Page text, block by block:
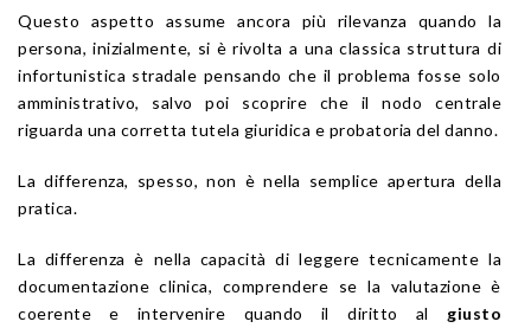
Questo aspetto assume ancora più rilevanza quando la
persona, inizialmente, si è rivolta a una classica struttura di
infortunistica stradale pensando che il problema fosse solo
amministrativo, salvo poi scoprire che il nodo centrale
riguarda una corretta tutela giuridica e probatoria del danno.
La differenza, spesso, non è nella semplice apertura della
pratica.
La differenza è nella capacità di leggere tecnicamente la
documentazione clinica, comprendere se la valutazione è
coerente e intervenire quando il diritto al giusto